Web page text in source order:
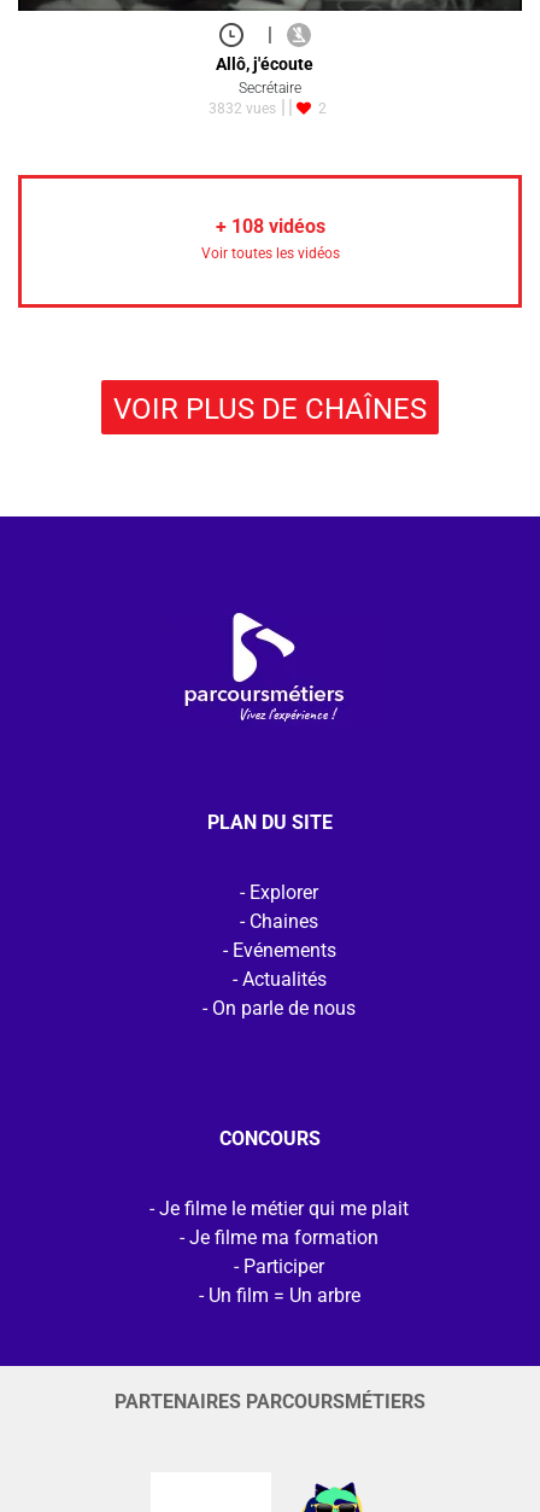
|
Allô, j'écoute
Secrétaire
3832 vues
2
+ 108vidéos
Voir toutes les vidéos
VOIR PLUS DE CHAÎNES
PLAN DU SITE
Explorer
Chaines
Evénements
Actualités
On parle de nous
CONCOURS
Je filme le métier qui me plait
Je filme ma formation
Participer
Un film = Un arbre
PARTENAIRES PARCOURSMÉTIERS